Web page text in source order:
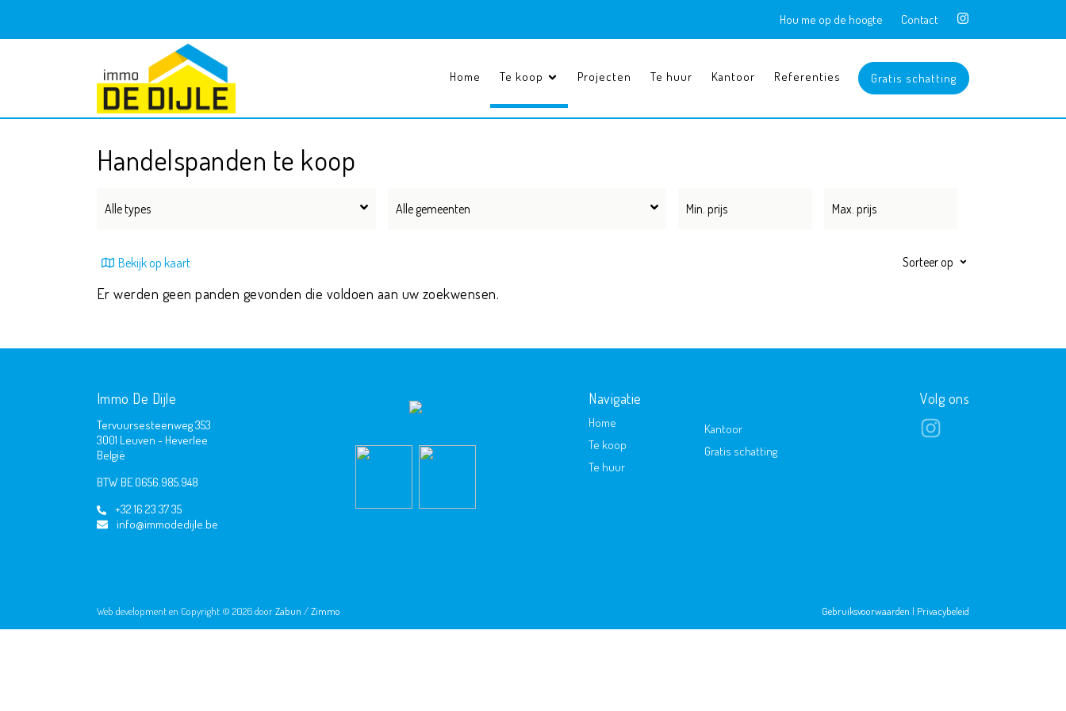
Hou me op de hoogte Contact
Home Te koop Projecten Te huur Kantoor Referenties Gratis schatting
Handelspanden te koop
Alle types Alle gemeenten
Bekijk op kaart Sorteer op
Er werden geen panden gevonden die voldoen aan uw zoekwensen.
Immo De Dijle
Tervuursesteenweg 353
3001 Leuven - Heverlee
België
BTW BE 0656.985.948
+32 16 23 37 35
info@immodedijle.be
Navigatie
Home
Te koop
Te huur
Kantoor
Gratis schatting
Volg ons
Web development en Copyright © 2026 doorZabun /Zimmo Gebruiksvoorwaarden | Privacybeleid